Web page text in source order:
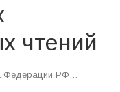
чтений
Федерации РФ…